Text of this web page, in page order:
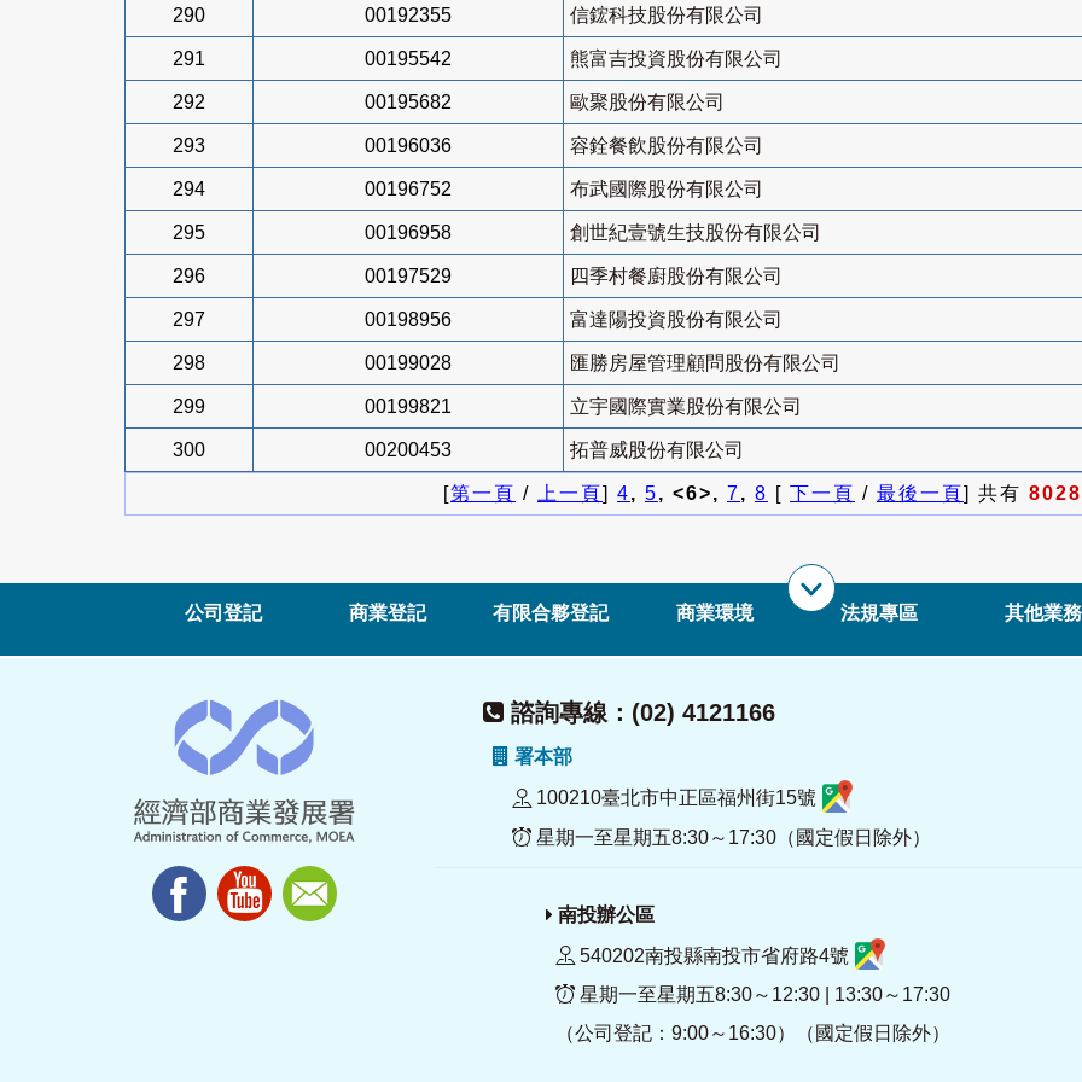
290 00192355 信鋐科技股份有限公司
291 00195542 熊富吉投資股份有限公司
292 00195682 歐聚股份有限公司
293 00196036 容銓餐飲股份有限公司
294 00196752 布武國際股份有限公司
295 00196958 創世紀壹號生技股份有限公司
296 00197529 四季村餐廚股份有限公司
297 00198956 富達陽投資股份有限公司
298 00199028 匯勝房屋管理顧問股份有限公司
299 00199821 立宇國際實業股份有限公司
300 00200453 拓普威股份有限公司
[第一頁 / 上一頁] 4, 5, <6>, 7, 8 [ 下一頁 / 最後一頁] 共有 8028
公司登記 商業登記 有限合夥登記 商業環境 法規專區 其他業務
諮詢專線：(02) 4121166
署本部
100210臺北市中正區福州街15號
星期一至星期五8:30～17:30（國定假日除外）
南投辦公區
540202南投縣南投市省府路4號
星期一至星期五8:30～12:30 | 13:30～17:30
（公司登記：9:00～16:30）（國定假日除外）